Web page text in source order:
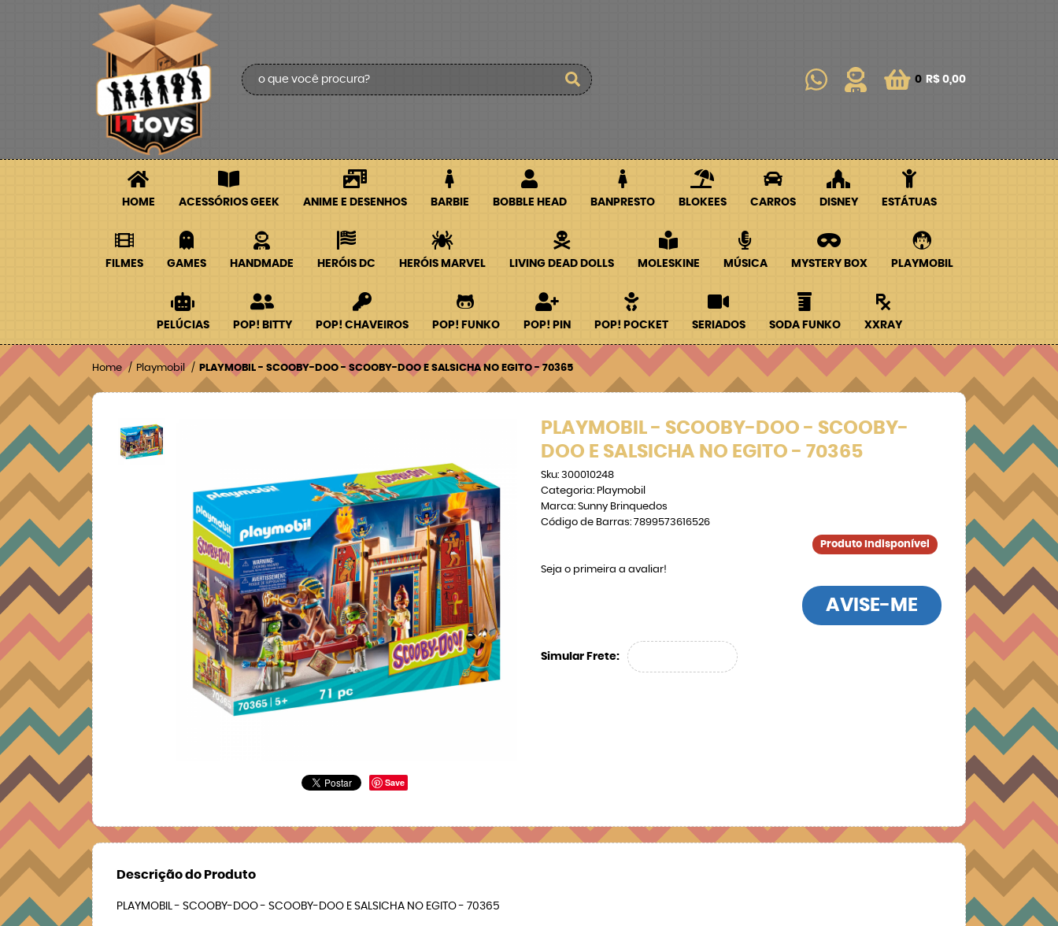
0 R$ 0,00
HOME ACESSÓRIOS GEEK ANIME E DESENHOS BARBIE BOBBLE HEAD BANPRESTO BLOKEES CARROS DISNEY ESTÁTUAS
FILMES GAMES HANDMADE HERÓIS DC HERÓIS MARVEL LIVING DEAD DOLLS MOLESKINE MÚSICA MYSTERY BOX PLAYMOBIL
PELÚCIAS POP! BITTY POP! CHAVEIROS POP! FUNKO POP! PIN POP! POCKET SERIADOS SODA FUNKO XXRAY
Home Playmobil PLAYMOBIL - SCOOBY-DOO - SCOOBY-DOO E SALSICHA NO EGITO - 70365
Save
PLAYMOBIL - SCOOBY-DOO - SCOOBY-
DOO E SALSICHA NO EGITO - 70365
Sku: 300010248
Categoria: Playmobil
Marca: Sunny Brinquedos
Código de Barras: 7899573616526
Produto Indisponível
Seja o primeira a avaliar!
AVISE-ME
Simular Frete:
Descrição do Produto
PLAYMOBIL - SCOOBY-DOO - SCOOBY-DOO E SALSICHA NO EGITO - 70365